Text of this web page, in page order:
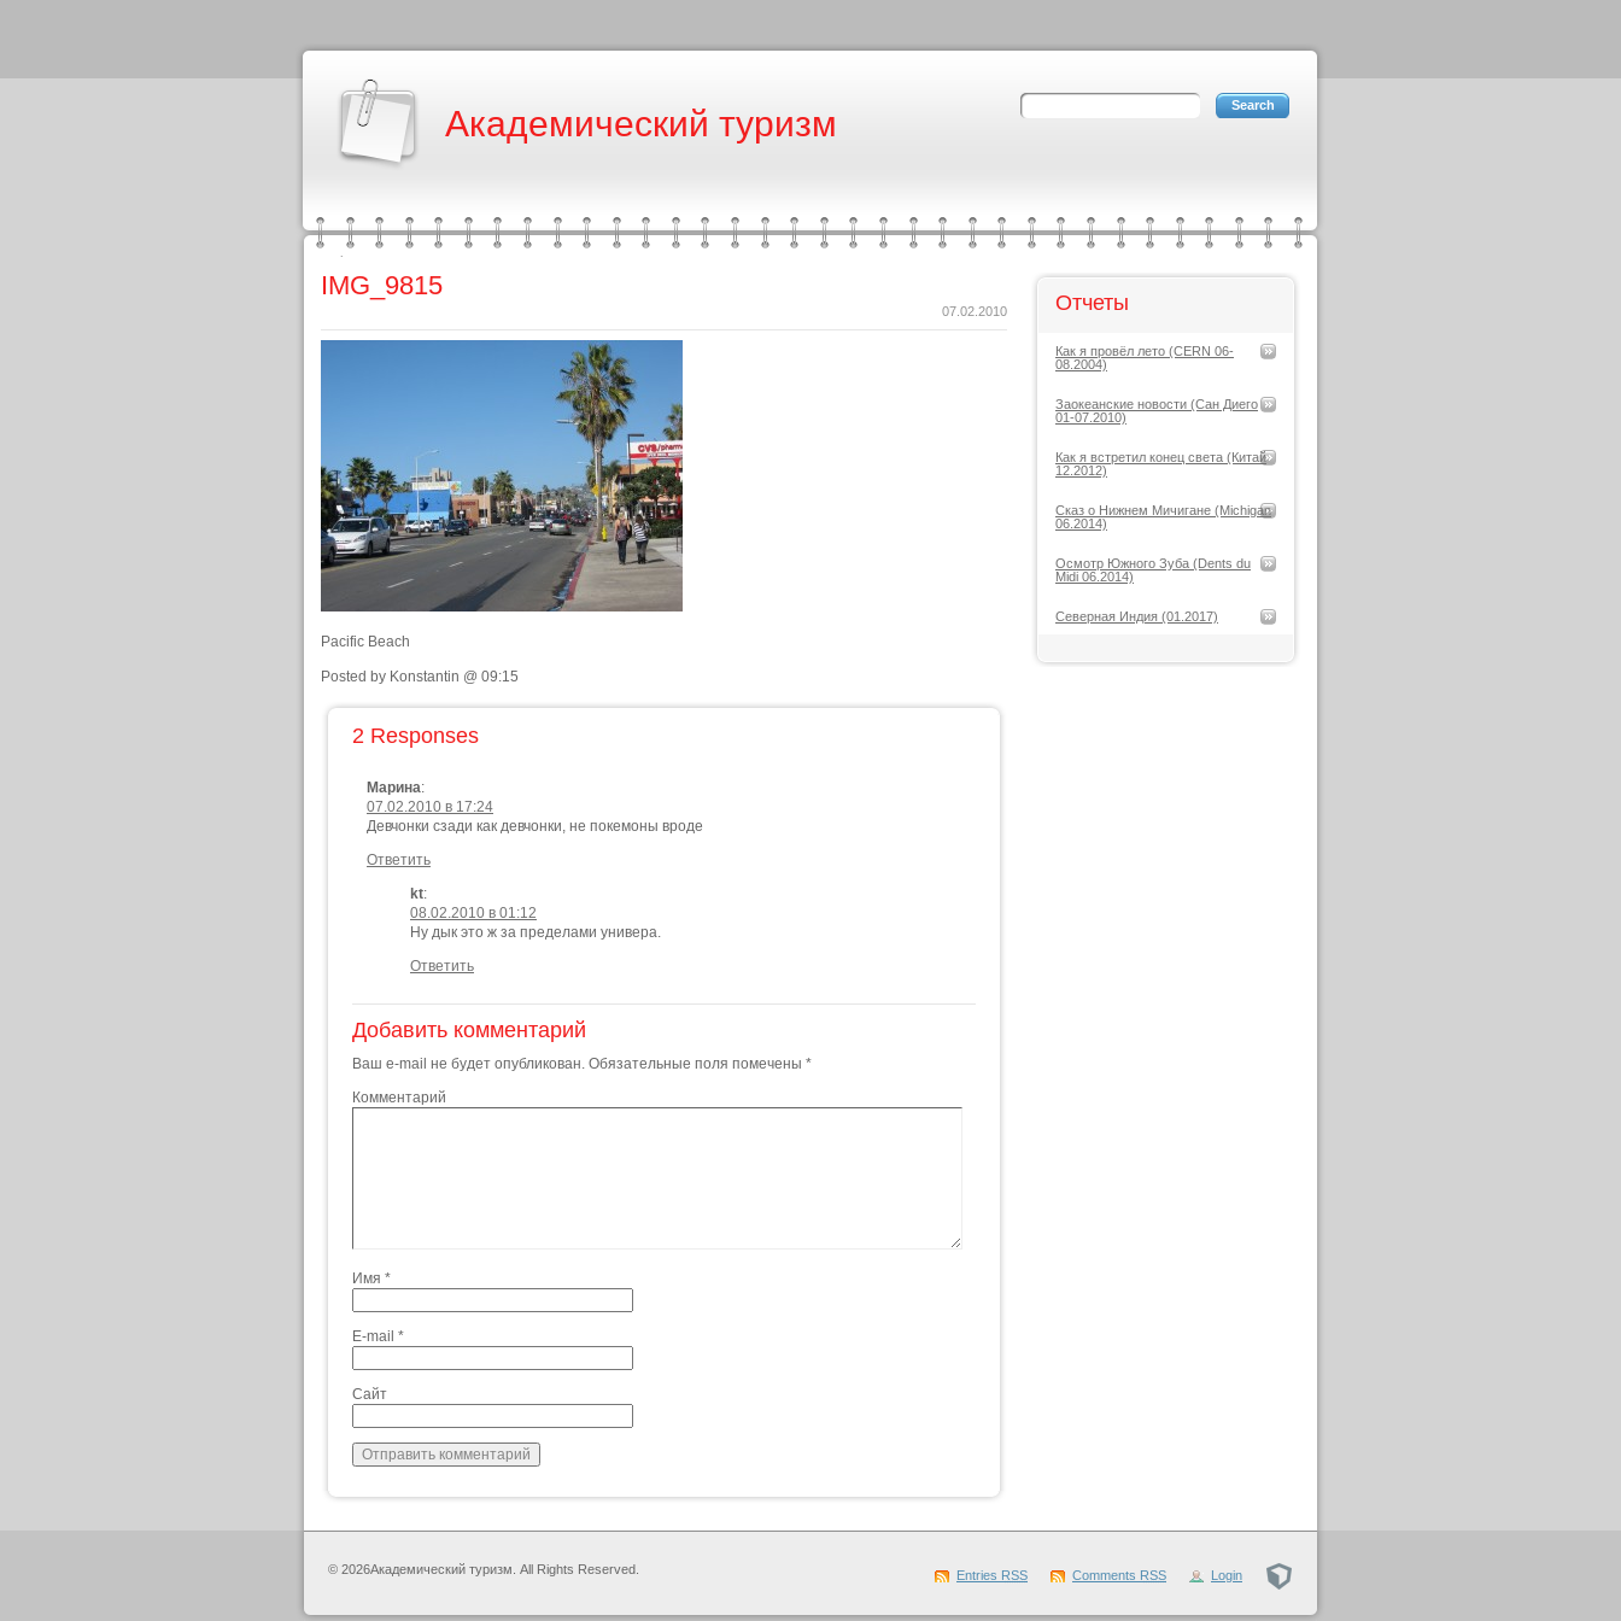
Академический туризм
IMG_9815
07.02.2010
Pacific Beach
Posted by Konstantin @ 09:15
2 Responses
Марина:
07.02.2010 в 17:24
Девчонки сзади как девчонки, не покемоны вроде
Ответить
kt:
08.02.2010 в 01:12
Ну дык это ж за пределами универа.
Ответить
Добавить комментарий
Ваш e-mail не будет опубликован. Обязательные поля помечены *
Комментарий
Имя *
E-mail *
Сайт
Отчеты
Как я провёл лето (CERN 06-
08.2004)
Заокеанские новости (Сан Диего
01-07.2010)
Как я встретил конец света (Китай
12.2012)
Сказ о Нижнем Мичигане (Michigan
06.2014)
Осмотр Южного Зуба (Dents du
Midi 06.2014)
Северная Индия (01.2017)
© 2026Академический туризм. All Rights Reserved. Entries RSS Comments RSS Login